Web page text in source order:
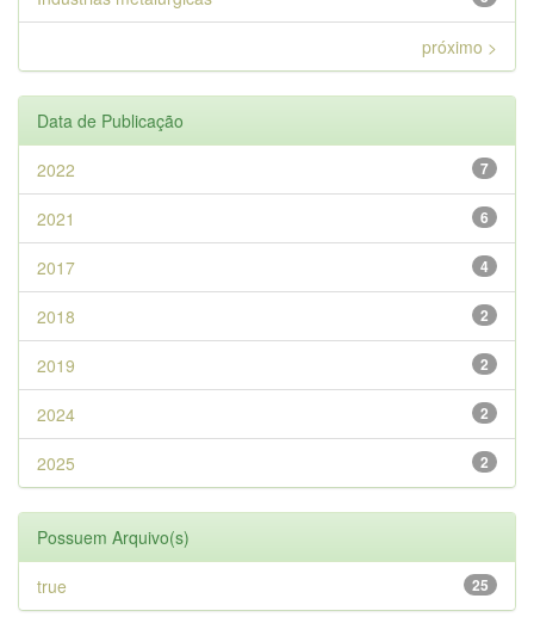
próximo >
Data de Publicação
7
2022
6
2021
4
2017
2
2018
2
2019
2
2024
2
2025
Possuem Arquivo(s)
25
true